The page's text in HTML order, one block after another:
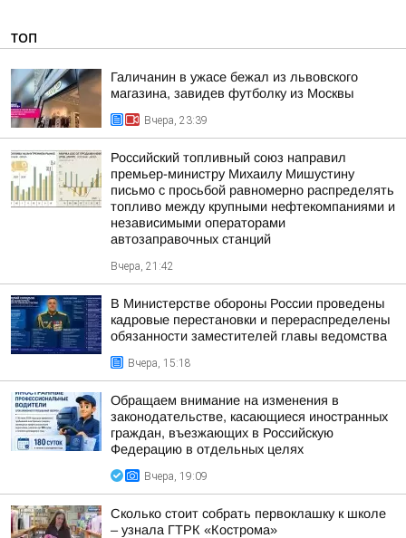
ТОП
Галичанин в ужасе бежал из львовского
магазина, завидев футболку из Москвы
Вчера, 23:39
Российский топливный союз направил
премьер-министру Михаилу Мишустину
письмо с просьбой равномерно распределять
топливо между крупными нефтекомпаниями и
независимыми операторами
автозаправочных станций
Вчера, 21:42
В Министерстве обороны России проведены
кадровые перестановки и перераспределены
обязанности заместителей главы ведомства
Вчера, 15:18
Обращаем внимание на изменения в
законодательстве, касающиеся иностранных
граждан, въезжающих в Российскую
Федерацию в отдельных целях
Вчера, 19:09
Сколько стоит собрать первоклашку к школе
– узнала ГТРК «Кострома»